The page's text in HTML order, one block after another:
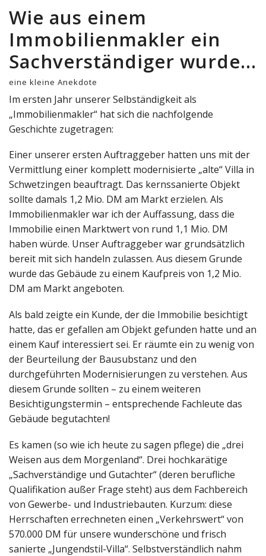
Wie aus einem
Immobilienmakler ein
Sachverständiger wurde…
eine kleine Anekdote
Im ersten Jahr unserer Selbständigkeit als
„Immobilienmakler“ hat sich die nachfolgende
Geschichte zugetragen:
Einer unserer ersten Auftraggeber hatten uns mit der
Vermittlung einer komplett modernisierte „alte“ Villa in
Schwetzingen beauftragt. Das kernssanierte Objekt
sollte damals 1,2 Mio. DM am Markt erzielen. Als
Immobilienmakler war ich der Auffassung, dass die
Immobilie einen Marktwert von rund 1,1 Mio. DM
haben würde. Unser Auftraggeber war grundsätzlich
bereit mit sich handeln zulassen. Aus diesem Grunde
wurde das Gebäude zu einem Kaufpreis von 1,2 Mio.
DM am Markt angeboten.
Als bald zeigte ein Kunde, der die Immobilie besichtigt
hatte, das er gefallen am Objekt gefunden hatte und an
einem Kauf interessiert sei. Er räumte ein zu wenig von
der Beurteilung der Bausubstanz und den
durchgeführten Modernisierungen zu verstehen. Aus
diesem Grunde sollten – zu einem weiteren
Besichtigungstermin – entsprechende Fachleute das
Gebäude begutachten!
Es kamen (so wie ich heute zu sagen pflege) die „drei
Weisen aus dem Morgenland“. Drei hochkarätige
„Sachverständige und Gutachter“ (deren berufliche
Qualifikation außer Frage steht) aus dem Fachbereich
von Gewerbe- und Industriebauten. Kurzum: diese
Herrschaften errechneten einen „Verkehrswert“ von
570.000 DM für unsere wunderschöne und frisch
sanierte „Jungendstil-Villa“. Selbstverständlich nahm